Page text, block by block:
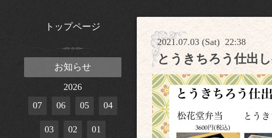
2021.07.03 (Sat) 22:38
とうきちろう仕出
トップページ
お知らせ
2026
07
06 05 04
03 02 01